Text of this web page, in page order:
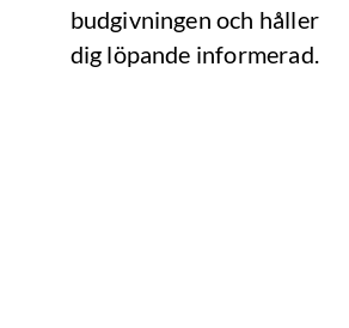
budgivningen och håller
dig löpande informerad.